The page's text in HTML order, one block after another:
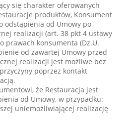
się charakter oferowanych
produktów, Konsument
odstąpienia od Umowy po
realizacji (art. 38 pkt 4 ustawy
prawach konsumenta (Dz.U.
od zawartej Umowy przed
realizacji jest możliwe bez
poprzez kontakt
że Restauracja jest
od Umowy, w przypadku:
uniemożliwiającej realizację